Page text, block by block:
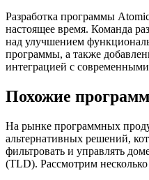
Разработка программы
настоящее время. Команда
над улучшением
программы, а также
интеграцией с
Похожие
На рынке программных
альтернативных решений,
фильтровать и управлять
(TLD). Рассмотрим